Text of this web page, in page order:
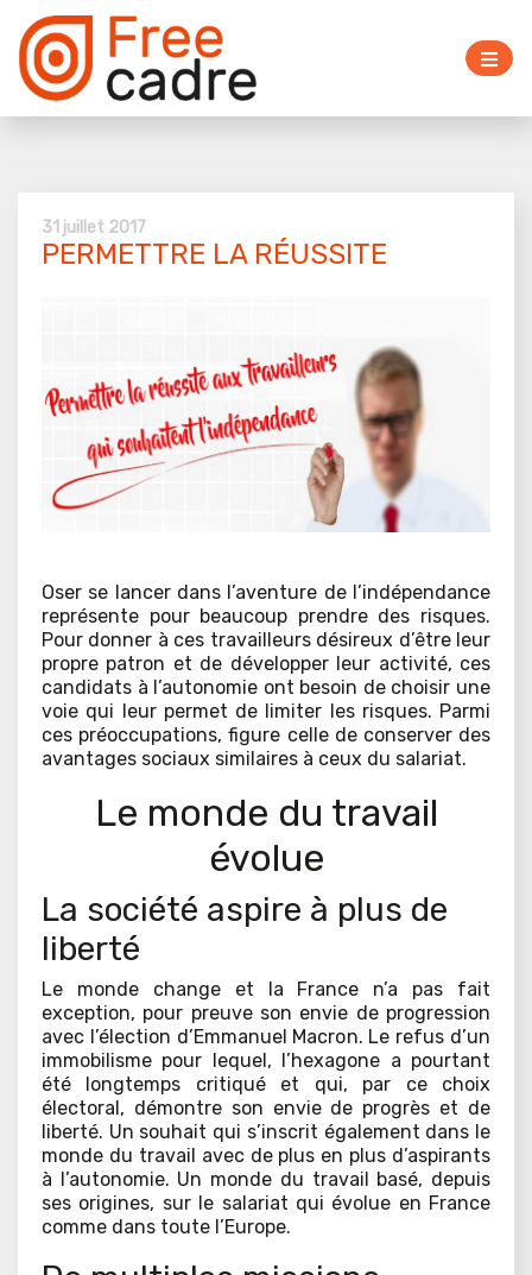
31 juillet 2017
PERMETTRE LA RÉUSSITE
Oser se lancer dans l’aventure de l’indépendance
représente pour beaucoup prendre des risques.
Pour donner à ces travailleurs désireux d’être leur
propre patron et de développer leur activité, ces
candidats à l’autonomie ont besoin de choisir une
voie qui leur permet de limiter les risques. Parmi
ces préoccupations, figure celle de conserver des
avantages sociaux similaires à ceux du salariat.
Le monde du travail
évolue
La société aspire à plus de
liberté
Le monde change et la France n’a pas fait
exception, pour preuve son envie de progression
avec l’élection d’Emmanuel Macron. Le refus d’un
immobilisme pour lequel, l’hexagone a pourtant
été longtemps critiqué et qui, par ce choix
électoral, démontre son envie de progrès et de
liberté. Un souhait qui s’inscrit également dans le
monde du travail avec de plus en plus d’aspirants
à l’autonomie. Un monde du travail basé, depuis
ses origines, sur le salariat qui évolue en France
comme dans toute l’Europe.